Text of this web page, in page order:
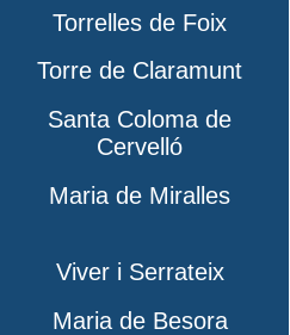
Torrelles de Foix
Torre de Claramunt
Santa Coloma de
Cervelló
Maria de Miralles
Viver i Serrateix
Maria de Besora